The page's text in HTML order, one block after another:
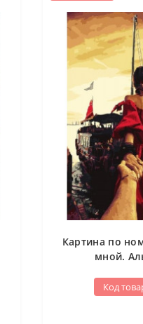
Картина по
мной.
Код